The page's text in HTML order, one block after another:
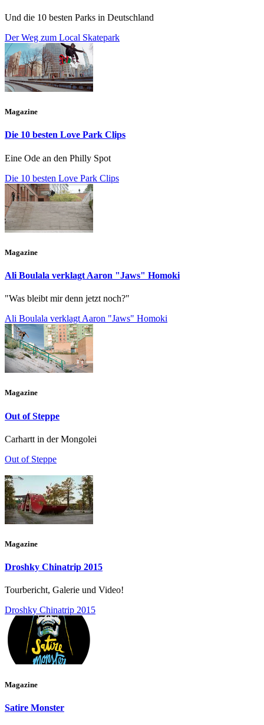
Und die 10 besten Parks in Deutschland
Der Weg zum Local Skatepark
Magazine
Die 10 besten Love Park Clips
Eine Ode an den Philly Spot
Die 10 besten Love Park Clips
Magazine
Ali Boulala verklagt Aaron "Jaws" Homoki
"Was bleibt mir denn jetzt noch?"
Ali Boulala verklagt Aaron "Jaws" Homoki
Magazine
Out of Steppe
Carhartt in der Mongolei
Out of Steppe
Magazine
Droshky Chinatrip 2015
Tourbericht, Galerie und Video!
Droshky Chinatrip 2015
Magazine
Satire Monster